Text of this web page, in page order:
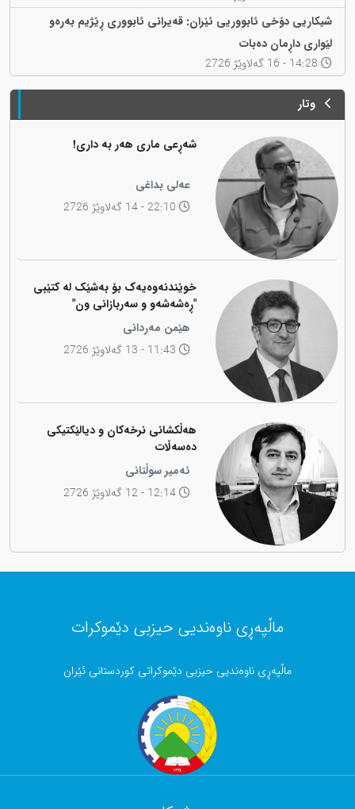
شیکاریی دۆخی ئابووریی ئێران: قەیرانی ئابووری ڕێژیم بەرەو
لێواری داڕمان دەبات
وتار
شەڕعی ماری هەر بە داری!
عەلی بداغی
خوێندنەوەیەک بۆ بەشێک لە کتێبی
"ڕەشەشەو و سەربازانی ون"
هێمن مەردانی
هەڵکشانی نرخەکان و دیالێکتیکی
دەسەڵات
ئەمیر سوڵتانی
12:14 - 12 گەلاوێژ 2726
ماڵپەڕی ناوەندیی حیزبی دێموکرات
ماڵپەڕی ناوەندیی حیزبی دێموکراتی کوردستانی ئێران